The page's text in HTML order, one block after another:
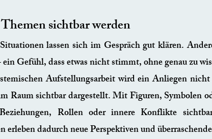
sichtbar werden
lassen sich im Gespräch gut klären.
Gefühl, dass etwas nicht stimmt, ohne genau zu
Aufstellungsarbeitwird ein Anliegen nicht
Raum sichtbar dargestellt. Mit Figuren, Symbolen
Rollen oder innere Konflikte
erleben dadurch neue Perspektiven und